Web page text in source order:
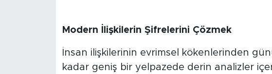
Modern İlişkilerin Şifrelerini Çözmek
İnsan ilişkilerinin evrimsel kökenlerinden
kadar geniş bir yelpazede derin analizler